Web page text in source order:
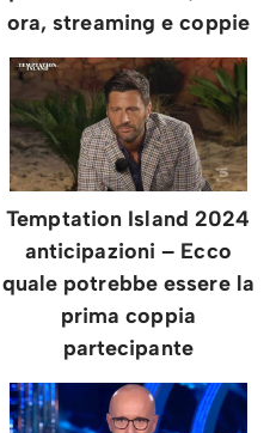
ora, streaming e coppie
Temptation Island 2024
anticipazioni – Ecco
quale potrebbe essere la
prima coppia
partecipante